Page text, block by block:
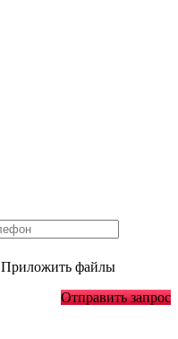
Приложить файлы
Отправить запрос